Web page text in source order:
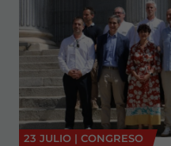
23 JULIO | CONGRESO